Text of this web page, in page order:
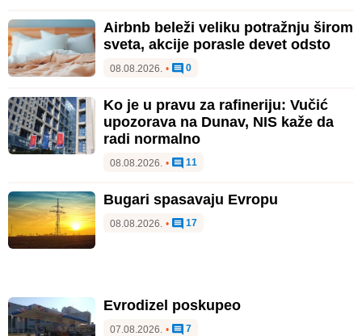
Airbnb beleži veliku potražnju širom
sveta, akcije porasle devet odsto
08.08.2026. • 0
Ko je u pravu za rafineriju: Vučić
upozorava na Dunav, NIS kaže da
radi normalno
08.08.2026. • 11
Bugari spasavaju Evropu
08.08.2026. • 17
Evrodizel poskupeo
07.08.2026. • 7